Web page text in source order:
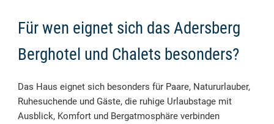
Für wen eignet sich das Adersberg
Berghotel und Chalets besonders?
Das Haus eignet sich besonders für Paare, Natururlauber,
Ruhesuchende und Gäste, die ruhige Urlaubstage mit
Ausblick, Komfort und Bergatmosphäre verbinden